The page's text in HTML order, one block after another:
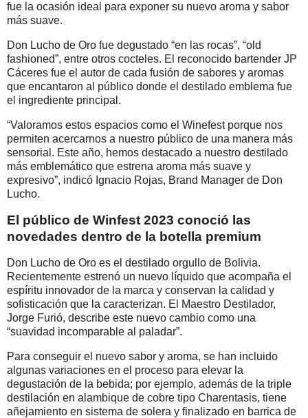
fue la ocasión ideal para exponer su nuevo aroma y sabor
más suave.
Don Lucho de Oro fue degustado “en las rocas”, “old
fashioned”, entre otros cocteles. El reconocido bartender JP
Cáceres fue el autor de cada fusión de sabores y aromas
que encantaron al público donde el destilado emblema fue
el ingrediente principal.
“Valoramos estos espacios como el Winefest porque nos
permiten acercarnos a nuestro público de una manera más
sensorial. Este año, hemos destacado a nuestro destilado
más emblemático que estrena aroma más suave y
expresivo”, indicó Ignacio Rojas, Brand Manager de Don
Lucho.
El público de Winfest 2023 conoció las
novedades dentro de la botella premium
Don Lucho de Oro es el destilado orgullo de Bolivia.
Recientemente estrenó un nuevo líquido que acompaña el
espíritu innovador de la marca y conservan la calidad y
sofisticación que la caracterizan. El Maestro Destilador,
Jorge Furió, describe este nuevo cambio como una
“suavidad incomparable al paladar”.
Para conseguir el nuevo sabor y aroma, se han incluido
algunas variaciones en el proceso para elevar la
degustación de la bebida; por ejemplo, además de la triple
destilación en alambique de cobre tipo Charentasis, tiene
añejamiento en sistema de solera y finalizado en barrica de